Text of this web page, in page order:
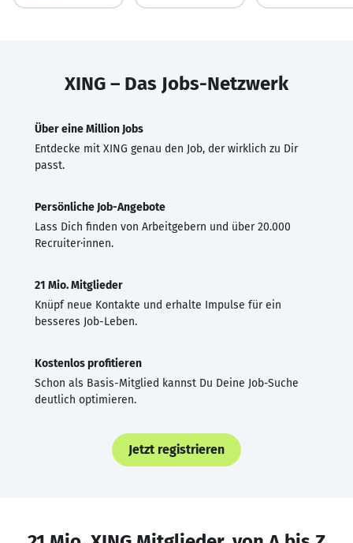
XING – Das Jobs-Netzwerk
Über eine Million Jobs
Entdecke mit XING genau den Job, der wirklich zu Dir
passt.
Persönliche Job-Angebote
Lass Dich finden von Arbeitgebern und über 20.000
Recruiter·innen.
21 Mio. Mitglieder
Knüpf neue Kontakte und erhalte Impulse für ein
besseres Job-Leben.
Kostenlos profitieren
Schon als Basis-Mitglied kannst Du Deine Job-Suche
deutlich optimieren.
Jetzt registrieren